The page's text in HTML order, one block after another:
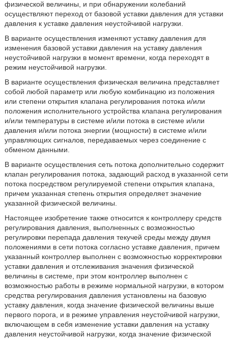
физической величины, и при обнаружении колебаний
осуществляют переход от базовой уставки давления для уставки
давления к уставке давления неустойчивой нагрузки.
В варианте осуществления изменяют уставку давления для
изменения базовой уставки давления на уставку давления
неустойчивой нагрузки в момент времени, когда переходят в
режим неустойчивой нагрузки.
В варианте осуществления физическая величина представляет
собой любой параметр или любую комбинацию из положения
или степени открытия клапана регулирования потока и/или
положения исполнительного устройства клапана регулирования
и/или температуры в системе и/или потока в системе и/или
давления и/или потока энергии (мощности) в системе и/или
управляющих сигналов, передаваемых через соединение с
обменом данными.
В варианте осуществления сеть потока дополнительно содержит
клапан регулирования потока, задающий расход в указанной сети
потока посредством регулируемой степени открытия клапана,
причем указанная степень открытия определяет значение
указанной физической величины.
Настоящее изобретение также относится к контроллеру средств
регулирования давления, выполненных с возможностью
регулировки перепада давления текучей среды между двумя
положениями в сети потока согласно уставке давления, причем
указанный контроллер выполнен с возможностью корректировки
уставки давления и отслеживания значения физической
величины в системе, при этом контроллер выполнен с
возможностью работы в режиме нормальной нагрузки, в котором
средства регулирования давления установлены на базовую
уставку давления, когда значение физической величины выше
первого порога, и в режиме управления неустойчивой нагрузки,
включающем в себя изменение уставки давления на уставку
давления неустойчивой нагрузки, когда значение физической